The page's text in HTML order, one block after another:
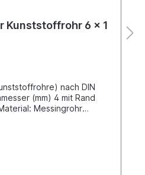
Kunststoffrohr 6 x 1
nach DIN
(mm) 4 mit Rand
Messingrohr